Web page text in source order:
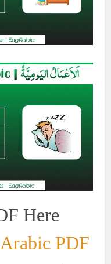
Here
PDF